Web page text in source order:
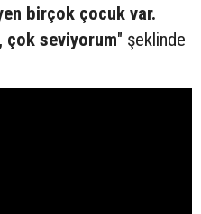
birçok çocuk var.
çok seviyorum" şeklinde